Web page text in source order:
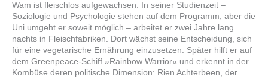
Wam ist fleischlos aufgewachsen. In seiner Studienzeit –
Soziologie und Psychologie stehen auf dem Programm, aber die
Uni umgeht er soweit möglich – arbeitet er zwei Jahre lang
nachts in Fleischfabriken. Dort wächst seine Entscheidung, sich
für eine ­vegetarische Ernährung einzusetzen. Später hilft er auf
dem Greenpeace-Schiff »Rainbow Warrior« und erkennt in der
Kombüse deren politische Dimension: Rien Achterbeen, der